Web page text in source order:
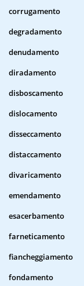
corrugamento
degradamento
denudamento
diradamento
disboscamento
dislocamento
disseccamento
distaccamento
divaricamento
emendamento
esacerbamento
farneticamento
fiancheggiamento
fondamento